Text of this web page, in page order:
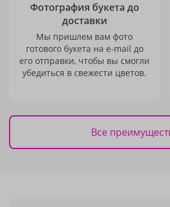
Фотография букета до
доставки
Мы пришлем вам фото
готового букета на e-mail до
его отправки, чтобы вы смогли
убедиться в свежести цветов.
Все